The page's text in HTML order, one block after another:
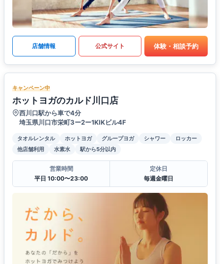
店舗情報 公式サイト 体験・相談予約
キャンペーン中
ホットヨガのカルド川口店
西川口駅から車で4分
埼玉県川口市栄町3ー2ー1KIKビル4F
タオルレンタル ホットヨガ グループヨガ シャワー
ロッカー
他店舗利用
水素水 駅から5分以内
営業時間
平日 10:00〜23:00
定休日
毎週金曜日